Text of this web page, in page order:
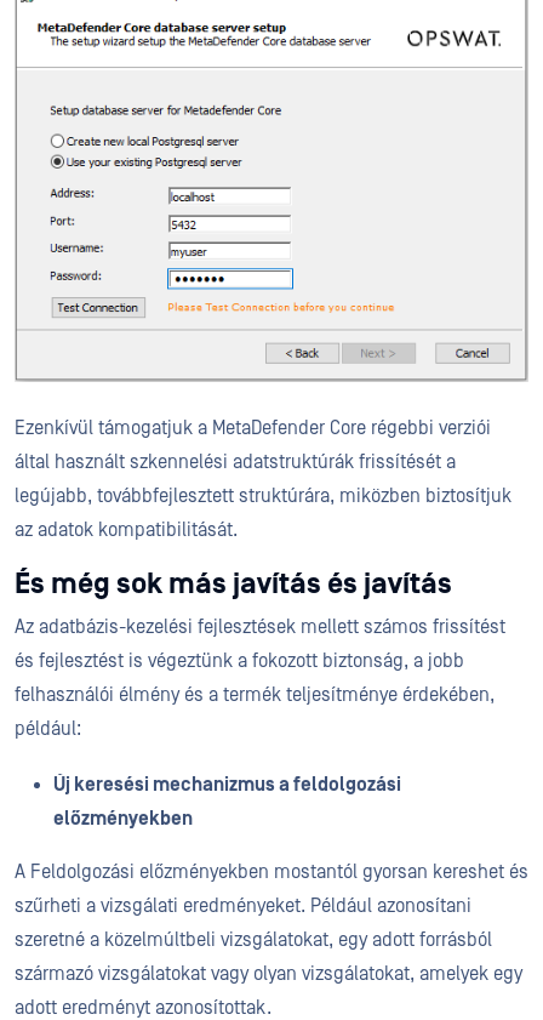
Ezenkívül támogatjuk a MetaDefender Core régebbi verziói
által használt szkennelési adatstruktúrák frissítését a
legújabb, továbbfejlesztett struktúrára, miközben biztosítjuk
az adatok kompatibilitását.
És még sok más javítás és javítás
Az adatbázis-kezelési fejlesztések mellett számos frissítést
és fejlesztést is végeztünk a fokozott biztonság, a jobb
felhasználói élmény és a termék teljesítménye érdekében,
például:
Új keresési mechanizmus a feldolgozási
előzményekben
A Feldolgozási előzményekben mostantól gyorsan kereshet és
szűrheti a vizsgálati eredményeket. Például azonosítani
szeretné a közelmúltbeli vizsgálatokat, egy adott forrásból
származó vizsgálatokat vagy olyan vizsgálatokat, amelyek egy
adott eredményt azonosítottak.